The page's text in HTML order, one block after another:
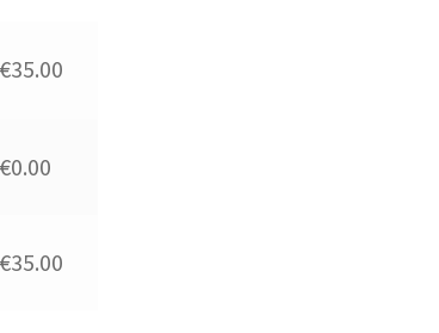
€35.00
€0.00
€35.00